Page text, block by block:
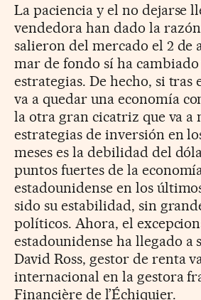
La paciencia y el no dejarse
vendedora han dado la
salieron del mercado el 2 de
mar de fondo sí ha cambiado
estrategias. De hecho, si
va a quedar una economía
la otra gran cicatriz que va a
estrategias de inversión en
meses es la debilidad del
puntos fuertes de la
estadounidense en los
sido su estabilidad, sin
políticos. Ahora, el
estadounidense ha llegado a
David Ross, gestor de renta
internacional en la gestora
Financière de l’Échiquier.